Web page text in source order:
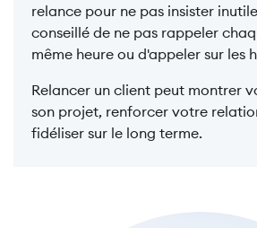
relance pour ne pas insister
conseillé de ne pas rappeler
même heure ou d'appeler sur les
Relancer un client peut montrer
son projet, renforcer votre
fidéliser sur le long terme.